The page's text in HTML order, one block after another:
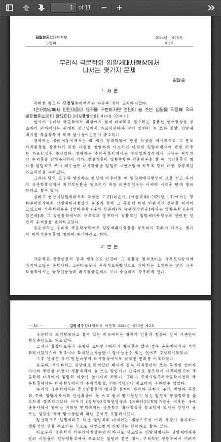
TogglePreviousNext
of 11
Zoom
종합대학학보
어문학
2024년 제70권
제 2호
우리식 극문학의
입말체대사형상에서
나서는 몇가지 문제
김철송
1. 서 론
위대한 령도자 동지께서는 다음과 같이 교시하시였다.
《언어형상에서 인민대중의 요구를 구현하자면 인민이 늘 쓰는 입말을 작품에
적극
받아들이는것이 중요하다.》(《전집 》 제49권 329페지)
현시기 우리식 극문학에서 대중에게 쉽게 리해되고 접수되는 훌륭한 언어형상을 창
조하기
위하여서는 위대한 장군님께서 가르치신바와 같이 인민이 늘 쓰는 입말,
입말체
대사를 작품창작에 적극 받아들이는것이 중요하다.
경애하는 총비서동지께서는 새 세기 영화혁명에 관한 사상을 제시하시고 그 본보
기작품들을
창작하기 위한 사업을 현명하게 이끄시던 나날에 입말체대사에 관한 귀중
한
가르치심을 주시였다. 경애하는 총비서동지께서는 명작영화창작에서 나서는
원칙적
인
문제들을 밝혀주시면서 작가, 연출가들이 영화문학과 연출대본을 쓸 때 역인물들의
대
사를 입말체로 쓰며 배우들도 대사형상을 입말로 자연스럽게 하도록 할데 대한 강령적인
가르치심을 주시였다.
그러나 당의 요구와 발전하는 현실에 비추어볼 때 입말체대사형상에 모를 박고 우리
식
극문학창작에서 획기적전환을 일으키기 위한 리론적연구는 이제야 시작을 뗀데
불과
하 다고 할수 있다.
실례로 연단 《입말체대사의 특성을 두고》(리윤기 , 《예술교육》 2022년 1호)에서는 영
화문학창작에서
입말체대사형상의 본질과 함께 그 특성에 대한 단편적인 견해를 제기하
고있으며 석사학위론문 《영화문학 〈우리 집문제〉와 속편창작연구》에서는 영화문학 《우리
집문제》와 그 속편창작에서의 극조직과 결부하여 생활적인 입말체대사형상과 관련한 일
련의
문제들을 론의하고있다.
론문에서는 우리식 극문학창작에서 입말체대사형상을 창조하기 위하여 나서는
몇가
지
미학적문제들에 대하여 론의하려고 한다.
2. 본 론
극문학은 등장인물의 말과 행동으로 인간과 그 생활을 펼쳐보이는
극적묘사방식에
의거하고있는 문학이다. 그런데로부터 서사적묘사방식으로 씌여지는 소설과는 달리 극문
학창작에서는 등장인물들의 대사형상문제가 보다 중요하게 강조되게 된다.
종합대학학보 어문학 2024 년 제70권 제 2호
－ 82 －
극문학의 초기형태라고 할수 있는 희곡에서는 대사가 인물의 행동에 앞서
기본언어
형상수단으로 되고있다.
그러나 합창대로부터 유래된 고대연극에서의 대사들은 많은 경우 운문화되거나 격식
화되여있었으며 귀족이나 학식있는자들만이 알아들을수 있는 언어로 구성되여있었다.
그후 연극은 자기 발전과정에 대사형상에서도 급격한 변화를 이룩하였다.
운문화, 격식화되고 글말체로 되여있던 대사가 점차 귀족들만이 쓰는 특정한
언어가
아니라 광범한 대중이 생활속에서 늘 쓰는 방언이나 민족어로 창조되 기 시작하였으며 극
문학의 대사에서 입말의 비중이 높아지게 되였다. 그러나 주체사실주의극문학이전의 극
문학들에서는 대사형상에서의 주체적립장, 인민적 립장이 확고하게 구현될수 없었다.
우리식 극문학에서는 등장인물들의 대사를 철저히 자연과 사회의 주인, 혁명과 투쟁
의
주체 , 담당자로서의 인민대중이 늘 쓰고 쉽게 받아들일수 있는 입말로 형상할것을 중
요하게
강조하고있다. 더우기 《성황당》식혁명연극과 《피바다》식혁명가극을 비롯한 극예
술분야에서
일어난 거대한 변혁속에는 극문학의 대사 형상을 창조함에 있어서 인민이 늘
쓰는 입말을 적극 받아들일데 대한 문제도 포함되여있다.
일반적으로 입말체라고 하면 글말체와 대비되는 개념으로서 여러 사람이
참가하여
생활적인 말을 주고받는 식으로 자연스럽게 진행되는 언어라고 할수 있다.
이로부터 극문학의 기본언어형상수단의 하나로 되고있는 입말체대사는 글말체대사와
달리
사람들이 일상생활속에서 쓰고있는 입말과 같은 대사, 구체적인 정황속에서 여러가